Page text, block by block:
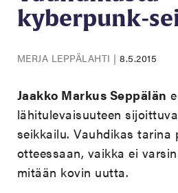
kyberpunk-
MERJA LEPPÄLAHTI |8.5.2015
Jaakko Markus Seppälän
lähitulevaisuuteen
seikkailu. Vauhdikas tarina
otteessaan, vaikka ei
mitään kovin uutta.